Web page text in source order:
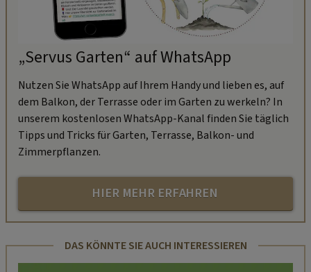
„Servus Garten“ auf WhatsApp
Nutzen Sie WhatsApp auf Ihrem Handy und lieben es, auf
dem Balkon, der Terrasse oder im Garten zu werkeln? In
unserem kostenlosen WhatsApp-Kanal finden Sie täglich
Tipps und Tricks für Garten, Terrasse, Balkon- und
Zimmerpflanzen.
HIER MEHR ERFAHREN
DAS KÖNNTE SIE AUCH INTERESSIEREN